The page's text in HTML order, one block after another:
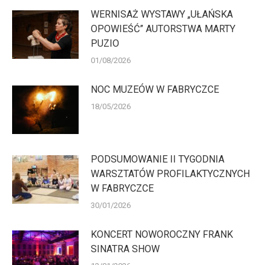
WERNISAŻ WYSTAWY „UŁAŃSKA
OPOWIEŚĆ” AUTORSTWA MARTY
PUZIO
01/08/2026
NOC MUZEÓW W FABRYCZCE
18/05/2026
PODSUMOWANIE II TYGODNIA
WARSZTATÓW PROFILAKTYCZNYCH
W FABRYCZCE
30/01/2026
KONCERT NOWOROCZNY FRANK
SINATRA SHOW